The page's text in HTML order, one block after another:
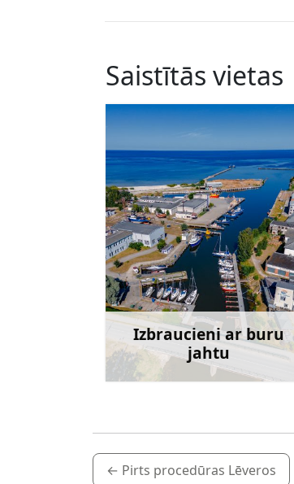
Saistītās vietas
Izbraucieni ar buru
jahtu
Uzzināt vairāk
← Pirts procedūras Lēveros